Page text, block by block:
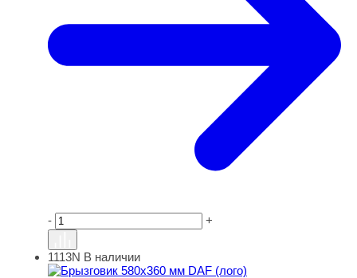
- +
Брызговик 580х360 мм DAF (лого)
1113N В наличии